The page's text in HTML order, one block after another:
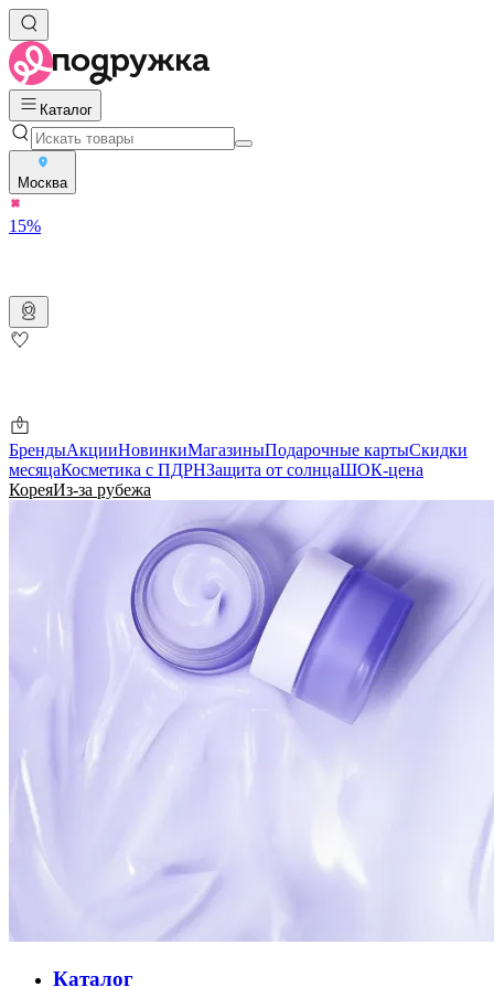
Каталог
Москва
15%
БрендыАкцииНовинкиМагазиныПодарочные картыСкидки
месяцаКосметика с ПДРНЗащита от солнцаШОК-цена
КореяИз-за рубежа
Каталог